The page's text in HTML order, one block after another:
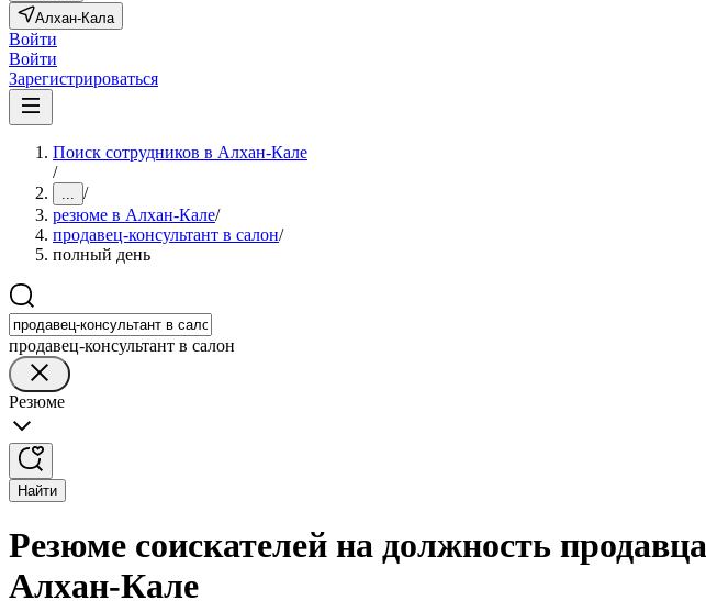
Алхан-Кала
Войти
Войти
Зарегистрироваться
Поиск сотрудников в Алхан-Кале
/
... /
резюме в Алхан-Кале/
продавец-консультант в салон/
полный день
продавец-консультант в салон
Резюме
Найти
Резюме соискателей на должность
Алхан-Кале